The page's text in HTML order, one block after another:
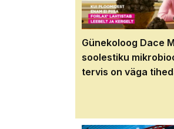
Günekoloog Dace
soolestiku
tervis on väga